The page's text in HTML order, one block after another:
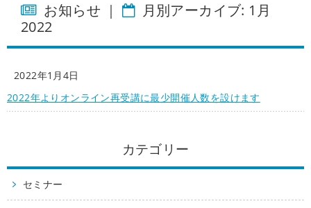
お知らせ ｜ 月別アーカイブ: 1月
2022
2022年1月4日
2022年よりオンライン再受講に最少開催人数を設けます
カテゴリー
セミナー